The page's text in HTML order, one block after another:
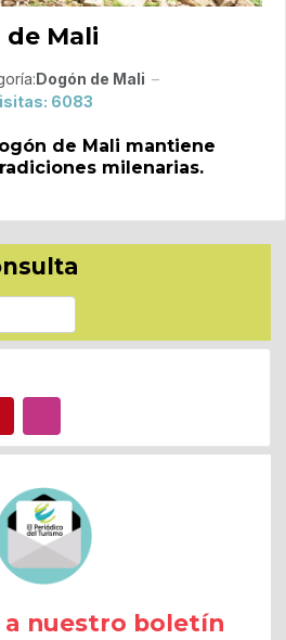
de Mali
Dogón de Mali
6083
de Mali mantiene
milenarias.
a nuestro boletín